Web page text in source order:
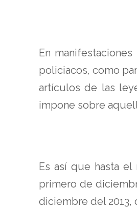
En
policiacos, como
artículos de las
impone sobre
Es así que hasta
primero de
diciembre del 2013,